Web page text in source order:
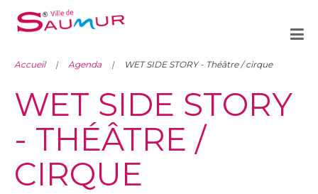
Accueil Agenda WET SIDE STORY - Théâtre / cirque
WET SIDE STORY
- THÉÂTRE /
CIRQUE